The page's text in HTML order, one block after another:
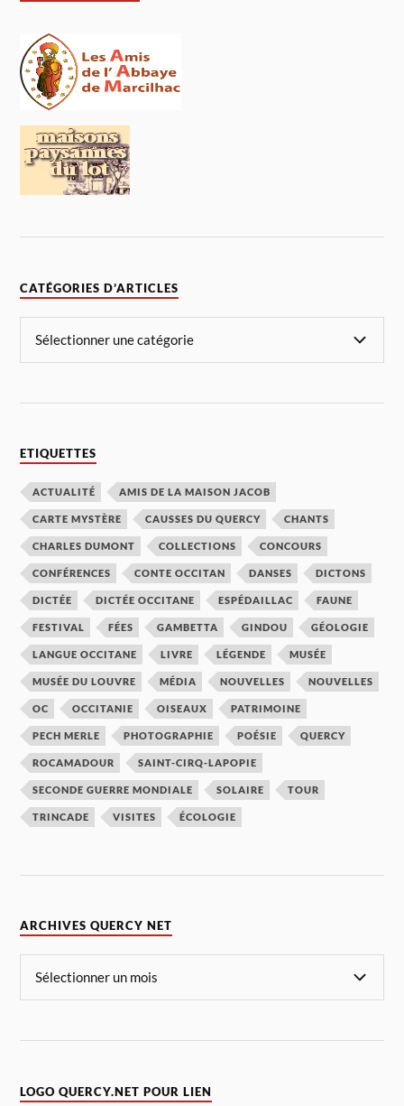
CATÉGORIES D’ARTICLES
ETIQUETTES
ACTUALITÉ AMIS DE LA MAISON JACOB
CARTE MYSTÈRE CAUSSES DU QUERCY CHANTS
CHARLES DUMONT COLLECTIONS CONCOURS
CONFÉRENCES CONTE OCCITAN DANSES DICTONS
DICTÉE DICTÉE OCCITANE ESPÉDAILLAC FAUNE
FESTIVAL FÉES GAMBETTA GINDOU GÉOLOGIE
LANGUE OCCITANE LIVRE LÉGENDE MUSÉE
MUSÉE DU LOUVRE MÉDIA NOUVELLES NOUVELLES
OC OCCITANIE OISEAUX PATRIMOINE
PECH MERLE PHOTOGRAPHIE POÉSIE QUERCY
ROCAMADOUR SAINT-CIRQ-LAPOPIE
SECONDE GUERRE MONDIALE SOLAIRE TOUR
TRINCADE VISITES ÉCOLOGIE
ARCHIVES QUERCY NET
LOGO QUERCY.NET POUR LIEN